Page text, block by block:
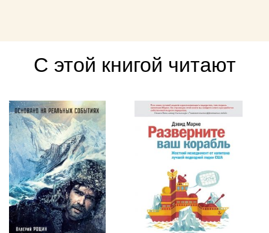
С этой книгой читают